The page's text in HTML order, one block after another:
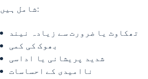
شامل ہیں:
تھکاوٹ یا ضرورت سے زیادہ نیند
بھوک کی کمی
شدید پریشانی یا اداسی
ناامیدی کے احساسات